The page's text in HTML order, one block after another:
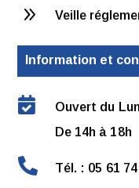
9 Veille
Information et

Ouvert du
De 14h à 18h
 Tél. : 05 61 74